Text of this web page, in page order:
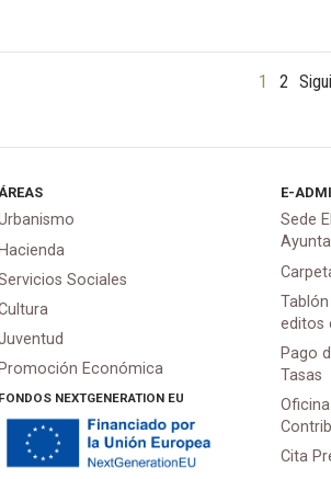
1 2
Hacienda
Sociales
Económica
FONDOS NEXTGENERATION EU
E-
Sede
editos
Pago
Tasas
Cita